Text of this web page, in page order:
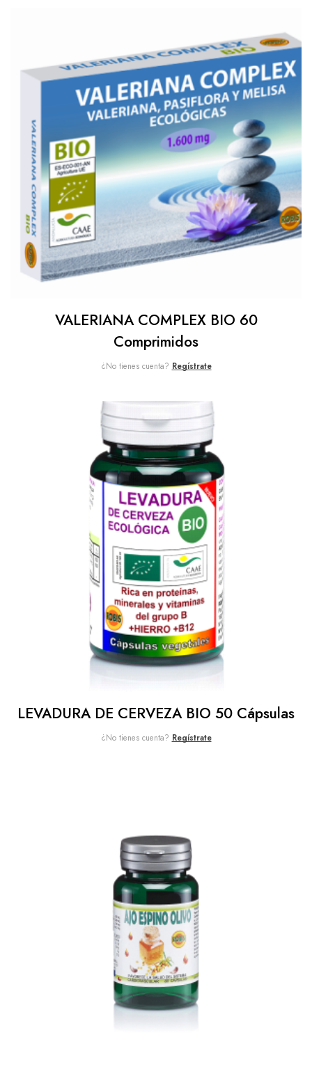
VALERIANA COMPLEX BIO 60
Comprimidos
¿No tienes cuenta? Regístrate
LEVADURA DE CERVEZA BIO 50 Cápsulas
¿No tienes cuenta? Regístrate